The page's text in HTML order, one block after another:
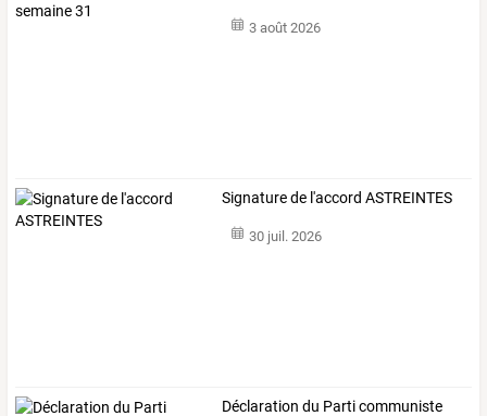
3 août 2026
Signature de l'accord ASTREINTES
30 juil. 2026
Déclaration du Particommuniste